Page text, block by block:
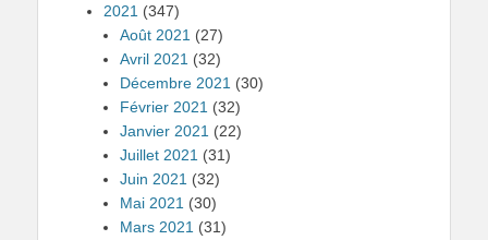
2021 (347)
Août 2021 (27)
Avril 2021 (32)
Décembre 2021 (30)
Février 2021 (32)
Janvier 2021 (22)
Juillet 2021 (31)
Juin 2021 (32)
Mai 2021 (30)
Mars 2021 (31)